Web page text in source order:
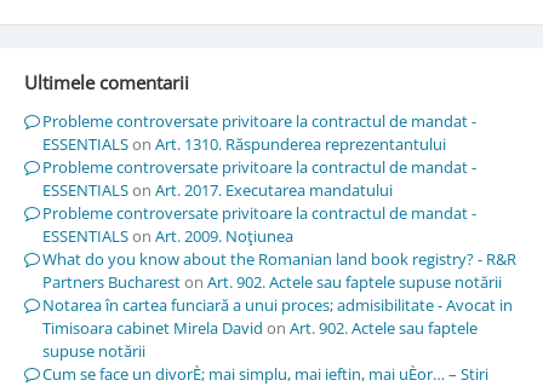
Ultimele comentarii
Probleme controversate privitoare la contractul de mandat -
ESSENTIALSon Art. 1310. Răspunderea reprezentantului
Probleme controversate privitoare la contractul de mandat -
ESSENTIALSon Art. 2017. Executarea mandatului
Probleme controversate privitoare la contractul de mandat -
ESSENTIALSon Art. 2009. Noţiunea
What do you know about the Romanian land book registry? - R&R
Partners Buchareston Art. 902. Actele sau faptele supuse notării
Notarea în cartea funciară a unui proces; admisibilitate - Avocat in
Timisoara cabinet Mirela David on Art. 902. Actele sau faptele
supuse notării
Cum se face un divorÈ; mai simplu, mai ieftin, mai uÈor… – Stiri